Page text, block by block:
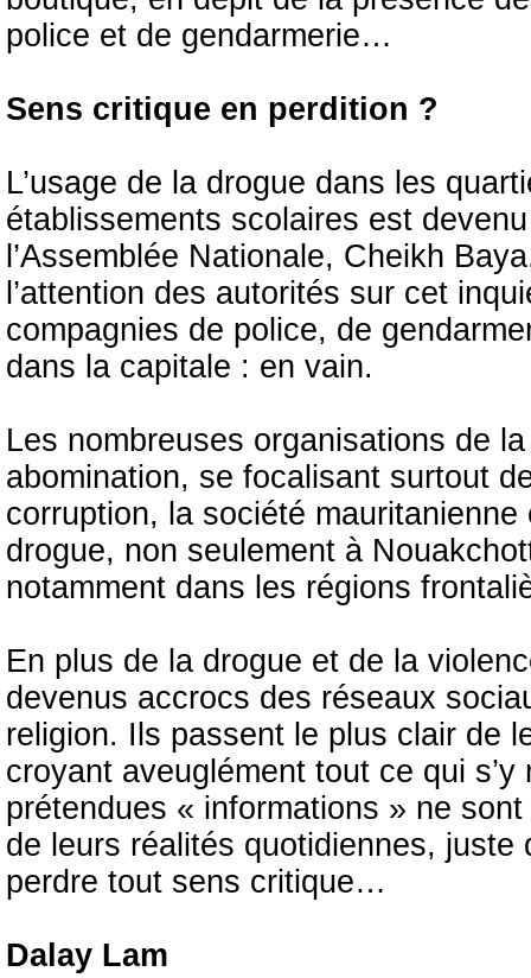
police et de gendarmerie…
Sens critique en perdition ?
L’usage de la drogue dans les
établissements scolaires est
l’Assemblée Nationale, Cheikh
l’attention des autorités sur cet
compagnies de police, de
dans la capitale : en vain.
Les nombreuses organisations de
abomination, se focalisant surtout
corruption, la société mauritanienne
drogue, non seulement à
notamment dans les régions
En plus de la drogue et de la
devenus accrocs des réseaux
religion. Ils passent le plus clair de
croyant aveuglément tout ce qui
prétendues « informations » ne
de leurs réalités quotidiennes,
perdre tout sens critique…
Dalay Lam